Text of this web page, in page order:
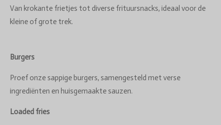
Van krokante frietjes tot diverse frituursnacks, ideaal voor de
kleine of grote trek.
Burgers
Proef onze sappige burgers, samengesteld met verse
ingrediënten en huisgemaakte sauzen.
Loaded fries